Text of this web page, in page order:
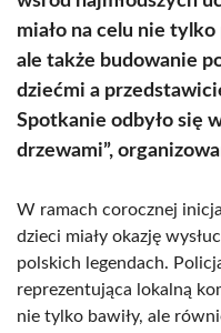
miało na celu nie
ale także budowanie
dziećmi a
Spotkanie odbyło się
drzewami”,
W ramach corocznej
dzieci miały okazję
polskich legendach.
reprezentująca lokalną
nie tylko bawiły, ale